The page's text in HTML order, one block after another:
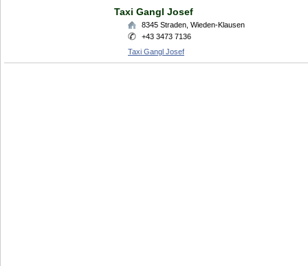
Taxi Gangl Josef
8345 Straden Wieden-Klausen
+43 3473 7136
Taxi Gangl Josef